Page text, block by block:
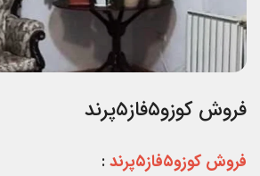
فروش کوزو۵فاز۵پرند
فروش کوزو۵فاز۵پرند :